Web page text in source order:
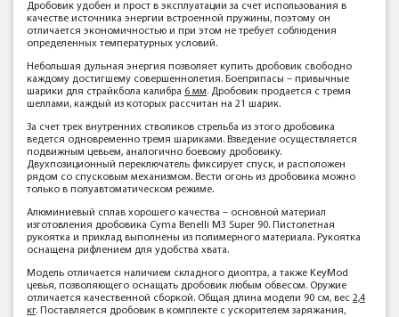
Дробовик удобен и прост в эксплуатации за счет использования в
качестве источника энергии встроенной пружины, поэтому он
отличается экономичностью и при этом не требует соблюдения
определенных температурных условий.
Небольшая дульная энергия позволяет купить дробовик свободно
каждому достигшему совершеннолетия. Боеприпасы – привычные
шарики для страйкбола калибра 6 мм. Дробовик продается с тремя
шеллами, каждый из которых рассчитан на 21 шарик.
За счет трех внутренних стволиков стрельба из этого дробовика
ведется одновременно тремя шариками. Взведение осуществляется
подвижным цевьем, аналогично боевому дробовику.
Двухпозиционный переключатель фиксирует спуск, и расположен
рядом со спусковым механизмом. Вести огонь из дробовика можно
только в полуавтоматическом режиме.
Алюминиевый сплав хорошего качества – основной материал
изготовления дробовика Cyma Benelli M3 Super 90. Пистолетная
рукоятка и приклад выполнены из полимерного материала. Рукоятка
оснащена рифлением для удобства хвата.
Модель отличается наличием складного диоптра, а также KeyMod
цевья, позволяющего оснащать дробовик любым обвесом. Оружие
отличается качественной сборкой. Общая длина модели 90 см, вес 2,4
кг. Поставляется дробовик в комплекте с ускорителем заряжания,